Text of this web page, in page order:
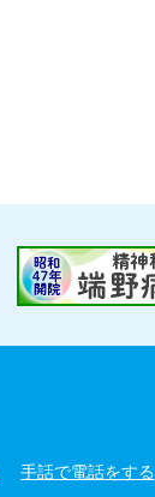
手話で電話をする